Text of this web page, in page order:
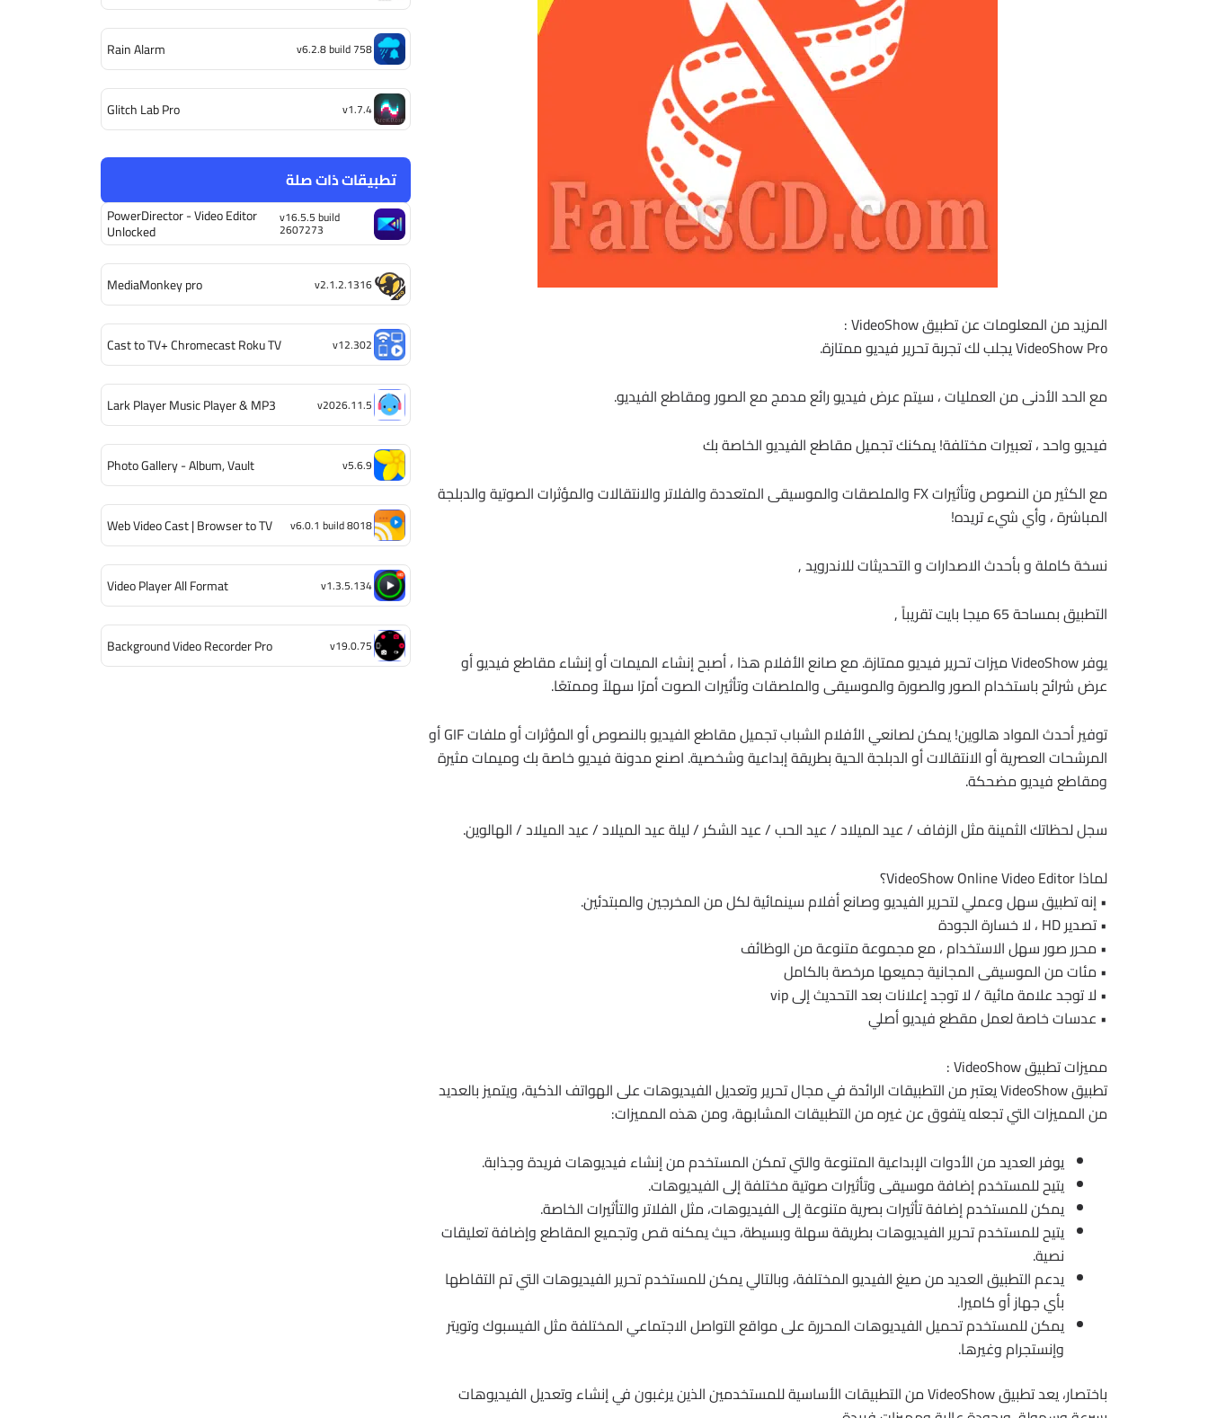
Rain Alarm v6.2.8 build 758
Glitch Lab Pro v1.7.4
تطبيقات ذات صلة
PowerDirector - Video Editor
Unlocked
v16.5.5 build
2607273
MediaMonkey pro v2.1.2.1316
Cast to TV+ Chromecast Roku TV v12.302
Lark Player Music Player & MP3 v2026.11.5
Photo Gallery - Album, Vault v5.6.9
Web Video Cast | Browser to TV v6.0.1 build 8018
Video Player All Format v1.3.5.134
Background Video Recorder Pro v19.0.75
المزيد من المعلومات عن تطبيق VideoShow :
VideoShow Pro يجلب لك تجربة تحرير فيديو ممتازة.
مع الحد الأدنى من العمليات ، سيتم عرض فيديو رائع مدمج مع الصور ومقاطع الفيديو.
فيديو واحد ، تعبيرات مختلفة!يمكنك تجميل مقاطع الفيديو الخاصة بك
مع الكثير من النصوص وتأثيرات FX والملصقات والموسيقى المتعددة والفلاتر والانتقالات والمؤثرات الصوتية والدبلجة
المباشرة ، وأي شيء تريده!
نسخة كاملة و بأحدث الاصدارات و التحديثات للاندرويد ,
التطبيق بمساحة 65 ميجا بايت تقريباً ,
يوفر VideoShow ميزات تحرير فيديو ممتازة. مع صانع الأفلام هذا ، أصبح إنشاء الميمات أو إنشاء مقاطع فيديو أو
عرض شرائح باستخدام الصور والصورة والموسيقى والملصقات وتأثيرات الصوت أمرًا سهلاً وممتعًا.
توفير أحدث المواد هالوين! يمكن لصانعي الأفلام الشباب تجميل مقاطع الفيديو بالنصوص أو المؤثرات أو ملفات GIF أو
المرشحات العصرية أو الانتقالات أو الدبلجة الحية بطريقة إبداعية وشخصية. اصنع مدونة فيديو خاصة بك وميمات مثيرة
ومقاطع فيديو مضحكة.
سجل لحظاتك الثمينة مثل الزفاف / عيد الميلاد / عيد الحب / عيد الشكر / ليلة عيد الميلاد / عيد الميلاد / الهالوين.
لماذا VideoShow Online Video Editor؟
• إنه تطبيق سهل وعملي لتحرير الفيديو وصانع أفلام سينمائية لكل من المخرجين والمبتدئين.
• تصدير HD ، لا خسارة الجودة
• محرر صور سهل الاستخدام ، مع مجموعة متنوعة من الوظائف
• مئات من الموسيقى المجانية جميعها مرخصة بالكامل
• لا توجد علامة مائية / لا توجد إعلانات بعد التحديث إلى vip
• عدسات خاصة لعمل مقطع فيديو أصلي
مميزات تطبيق VideoShow :
تطبيق VideoShow يعتبر من التطبيقات الرائدة في مجال تحرير وتعديل الفيديوهات على الهواتف الذكية، ويتميز بالعديد
من المميزات التي تجعله يتفوق عن غيره من التطبيقات المشابهة، ومن هذه المميزات:
يوفر العديد من الأدوات الإبداعية المتنوعة والتي تمكن المستخدم من إنشاء فيديوهات فريدة وجذابة.
يتيح للمستخدم إضافة موسيقى وتأثيرات صوتية مختلفة إلى الفيديوهات.
يمكن للمستخدم إضافة تأثيرات بصرية متنوعة إلى الفيديوهات، مثل الفلاتر والتأثيرات الخاصة.
يتيح للمستخدم تحرير الفيديوهات بطريقة سهلة وبسيطة، حيث يمكنه قص وتجميع المقاطع وإضافة تعليقات
نصية.
يدعم التطبيق العديد من صيغ الفيديو المختلفة، وبالتالي يمكن للمستخدم تحرير الفيديوهات التي تم التقاطها
بأي جهاز أو كاميرا.
يمكن للمستخدم تحميل الفيديوهات المحررة على مواقع التواصل الاجتماعي المختلفة مثل الفيسبوك وتويتر
وإنستجرام وغيرها.
باختصار، يعد تطبيق VideoShow من التطبيقات الأساسية للمستخدمين الذين يرغبون في إنشاء وتعديل الفيديوهات